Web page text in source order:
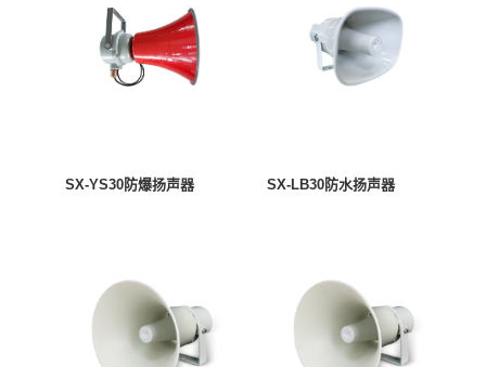
SX-YS30防爆扬声器 SX-LB30防水扬声器